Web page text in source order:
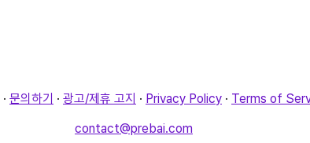
· 문의하기 · 광고/제휴 고지 · Privacy Policy · Terms of
contact@prebai.com